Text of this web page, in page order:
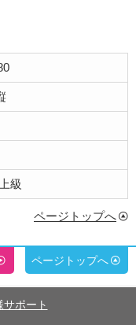
級
ページトップへ
ページトップへ
サポート